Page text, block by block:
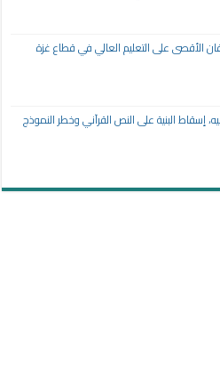
الأقصى على التعليم العالي في قطاع غزة
إسقاط البنية على النص القرآني وخطر النموذج